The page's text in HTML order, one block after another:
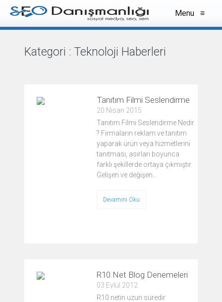
Menu ≡
Kategori : Teknoloji Haberleri
Tanıtım Filmi Seslendirme
20 Nisan 2015
Tanıtım Filmi Seslendirme Nedir
? Firmaların reklam ve tanıtım
yaparak ürün veya hizmetlerini
tanıtması, asırları boyunca
farklı şekillerde ortaya çıkmıştır.
Gelişen ve değişen…
Devamını Oku
R10.Net Blog Denemeleri
03 Eylül 2012
R10.netin uzun süredir